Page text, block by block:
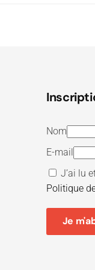
Nom
E-mail
J’ai lu
Politique
Je